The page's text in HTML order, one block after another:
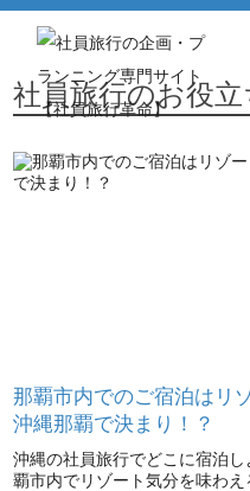
社員旅行革命│お役立ち情報一覧ページ
社員旅行革命トップ 社員旅行革命│お役
社員旅行のお役
那覇市内でのご宿泊はリ
沖縄那覇で決まり！？
沖縄の社員旅行でどこに宿泊
覇市内でリゾート気分を味わ